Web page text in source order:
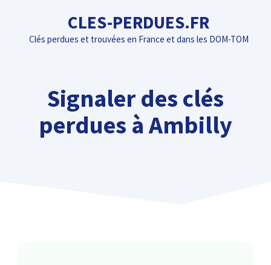
contenu
CLES-PERDUES.FR
Clés perdues et trouvées en France et dans les DOM-TOM
Signaler des clés
perdues à Ambilly